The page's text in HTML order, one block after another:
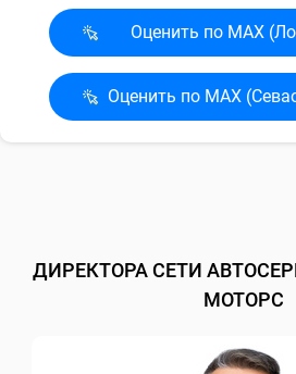
Оценить по MAX
Оценить по MAX
ДИРЕКТОРА СЕТИ
МОТОРС